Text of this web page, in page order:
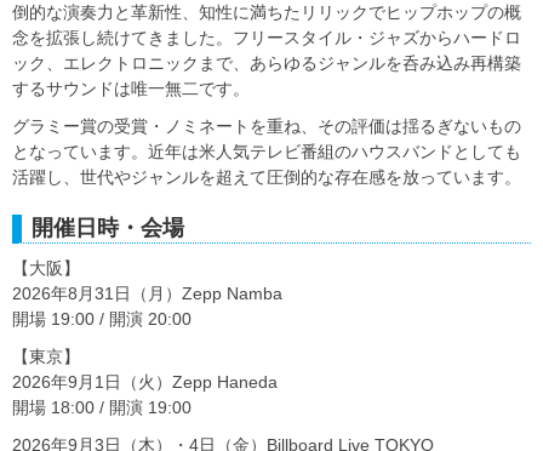
倒的な演奏力と革新性、知性に満ちたリリックでヒップホップの概
念を拡張し続けてきました。フリースタイル・ジャズからハードロ
ック、エレクトロニックまで、あらゆるジャンルを呑み込み再構築
するサウンドは唯一無二です。
グラミー賞の受賞・ノミネートを重ね、その評価は揺るぎないもの
となっています。近年は米人気テレビ番組のハウスバンドとしても
活躍し、世代やジャンルを超えて圧倒的な存在感を放っています。
開催日時・会場
【大阪】
2026年8月31日（月）Zepp Namba
開場 19:00 / 開演 20:00
【東京】
2026年9月1日（火）Zepp Haneda
開場 18:00 / 開演 19:00
2026年9月3日（木）・4日（金）Billboard Live TOKYO